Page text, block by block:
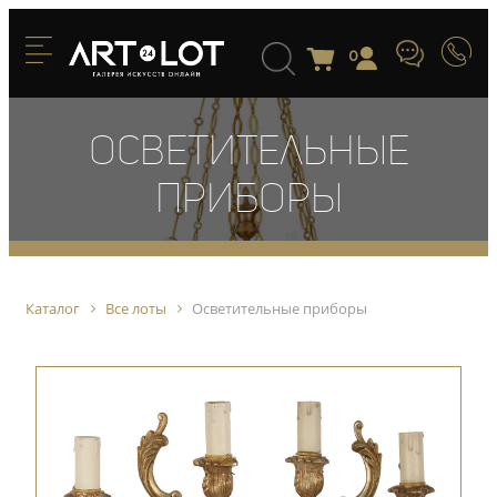
0
Осветительные
приборы
Каталог Все лоты Осветительные приборы